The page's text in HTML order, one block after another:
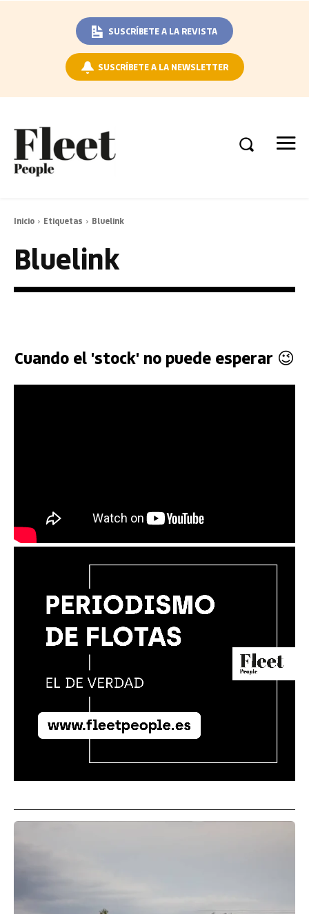
SUSCRÍBETE A LA REVISTA
SUSCRÍBETE A LA NEWSLETTER
Inicio Etiquetas Bluelink
Bluelink
Cuando el 'stock' no puede esperar 😉